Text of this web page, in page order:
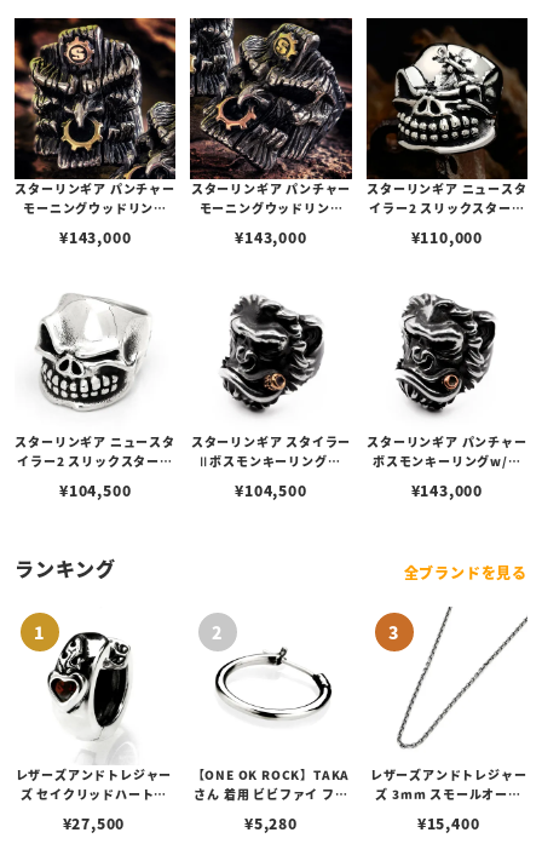
スターリンギア パンチャー
モーニングウッドリング
スギア
¥143,000
スターリンギア パンチャー
モーニングウッドリング
ーギア
¥143,000
スターリンギア ニュースタ
イラー2 スリックスターリ
¥110,000
スターリンギア ニュースタ
イラー2 スリックスターリ
¥104,500
スターリンギア スタイラー
Ⅱボスモンキーリングw/
¥104,500
スターリンギア パンチャー
ボスモンキーリングw/コ
¥143,000
ランキング 全ブランドを見る
レザーズアンドトレジャー
ズ セイクリッドハートピ
¥27,500
【ONE OK ROCK】TAKA
さん 着用 ビビファイ フー
¥5,280
レザーズアンドトレジャー
ズ 3mm スモールオーバ
ブスタークラスプ＆LTロ
¥15,400